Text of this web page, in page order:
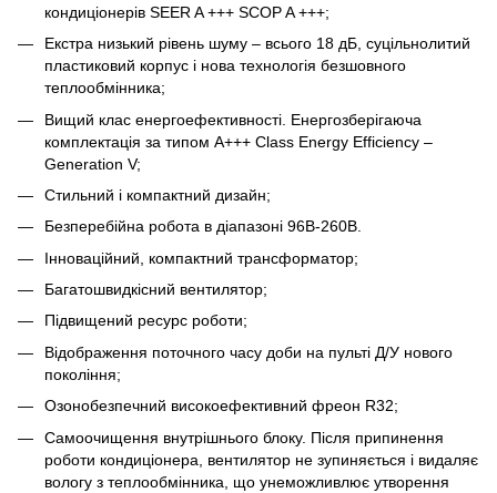
кондиціонерів SEER A +++ SCOP A +++;
Екстра низький рівень шуму – всього 18 дБ, суцільнолитий
пластиковий корпус і нова технологія безшовного
теплообмінника;
Вищий клас енергоефективності. Енергозберігаюча
комплектація за типом A+++ Class Energy Efficiency –
Generation V;
Стильний і компактний дизайн;
Безперебійна робота в діапазоні 96В-260В.
Інноваційний, компактний трансформатор;
Багатошвидкісний вентилятор;
Підвищений ресурс роботи;
Відображення поточного часу доби на пульті Д/У нового
покоління;
Озонобезпечний високоефективний фреон R32;
Самоочищення внутрішнього блоку. Після припинення
роботи кондиціонера, вентилятор не зупиняється і видаляє
вологу з теплообмінника, що унеможливлює утворення